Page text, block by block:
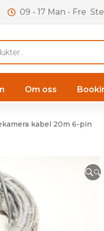
09 - 17 Man - Fre
Om oss
kabel 20m 6-pin
🔍